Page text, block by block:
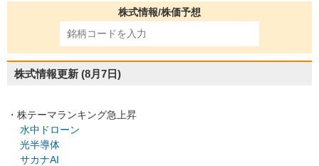
株式情報/株価予想
株式情報更新 (8月7日)
・株テーマランキング急上昇
水中ドローン
光半導体
サカナAI